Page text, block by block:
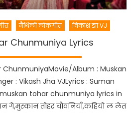
मैथिली लोकगीत विकाश झा VJ
Chunmuniya Lyrics
ChunmuniyaMovie/Album : Muskan
: Vikash Jha VJLyrics : Suman
tohar chunmuniya lyrics in
गे,मुस्कान तोहर चौवनियाँ,कहियो ल लेत